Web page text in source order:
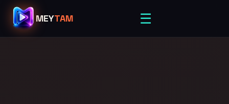
MEYTAM ☰